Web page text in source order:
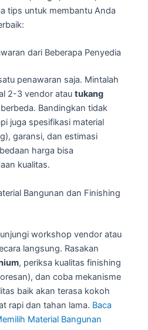
tips untuk membantu Anda
dari Beberapa Penyedia
penawaran saja. Mintalah
2-3 vendor atau tukang
Bandingkan tidak
juga spesifikasi material
garansi, dan estimasi
harga bisa
kualitas.
Bangunan dan Finishing
workshop vendor atau
langsung. Rasakan
, periksa kualitas finishing
dan coba mekanisme
baik akan terasa kokoh
rapi dan tahan lama. Baca
Material Bangunan